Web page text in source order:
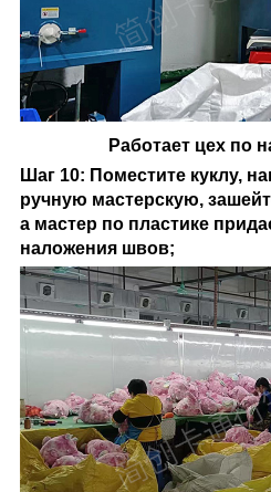
Работает цех по
Шаг 10: Поместите куклу,
ручную мастерскую,
а мастер по пластике
наложения швов;